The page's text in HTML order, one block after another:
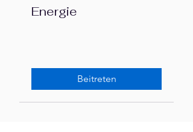
Energie
Beitreten